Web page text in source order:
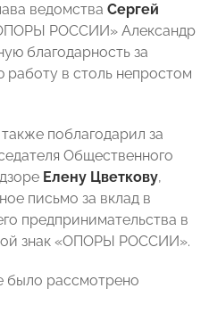
ведомства Сергей
РОССИИ» Александр
благодарность за
в столь непростом
поблагодарил за
Общественного
Елену Цветкову,
письмо за вклад в
предпринимательства в
знак «ОПОРЫ РОССИИ».
было рассмотрено